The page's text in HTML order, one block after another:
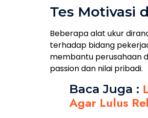
Tes Motivasi
Beberapa alat ukur
terhadap bidang
membantu perusahaan
passion dan nilai pribadi.
Baca Juga :
Agar Lulus